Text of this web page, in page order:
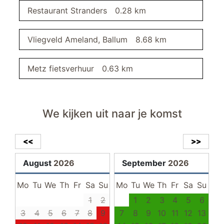
wastafel
spiegel
slaapkamer II
balkon
balkonmeubilair
stofzuiger
slaapkamer I
buitenruimte
strand
wc
Restaurant Stranders 0.28 km
Vliegveld Ameland, Ballum 8.68 km
Metz fietsverhuur 0.63 km
We kijken uit naar je komst
>>
<<
August 2026
Mo Tu We Th Fr Sa Su
1
2
3
4 5 6 7 8
9
September 2026
Mo Tu We Th Fr Sa Su
1
2 3 4 5
6
7
8 9 10 11 12 13